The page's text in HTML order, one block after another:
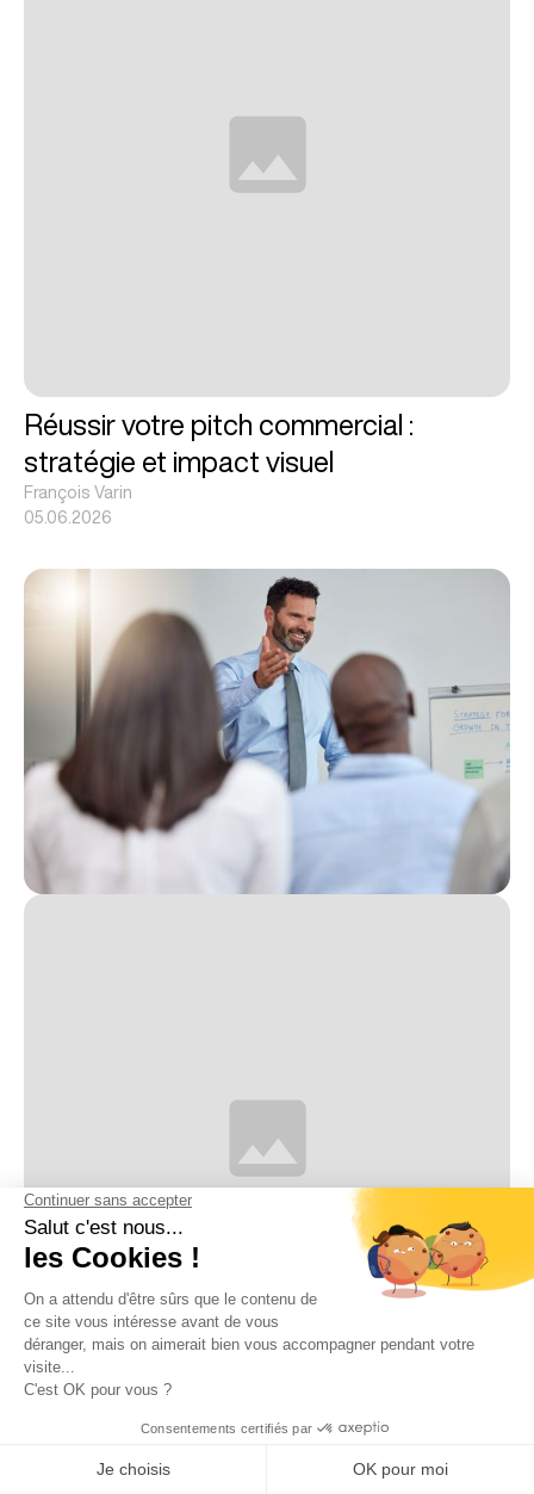
Réussir votre pitch commercial :
stratégie et impact visuel
François Varin
05.06.2026
Réussir sa soutenance d'appel d'offres
: la stratégie gagnante
François Varin